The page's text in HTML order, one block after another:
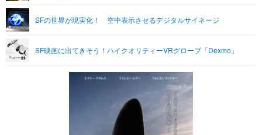
SFの世界が現実化！ 空中表示させるデジタルサイネージ
SF映画に出てきそう！ハイクオリティーVRグローブ「Dexmo」